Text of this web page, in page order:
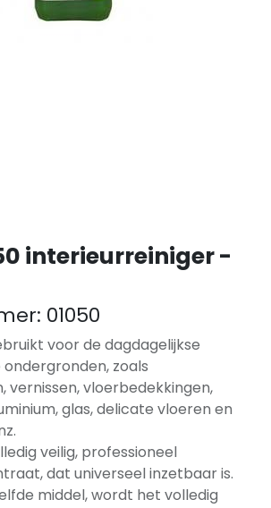
interieurreiniger -
01050
voor de dagdagelijkse
zoals
vernissen, vloerbedekkingen,
glas, delicate vloeren en
veilig, professioneel
dat universeel inzetbaar is.
middel, wordt het volledig